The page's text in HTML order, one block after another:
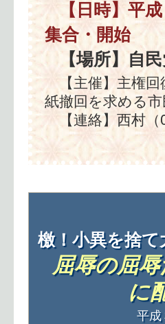
【日時】平
集合・開始
【場所】自
【主催】主権回
紙撤回を求める
【連絡】西村
檄！小異を捨
屈辱の屈
に
平